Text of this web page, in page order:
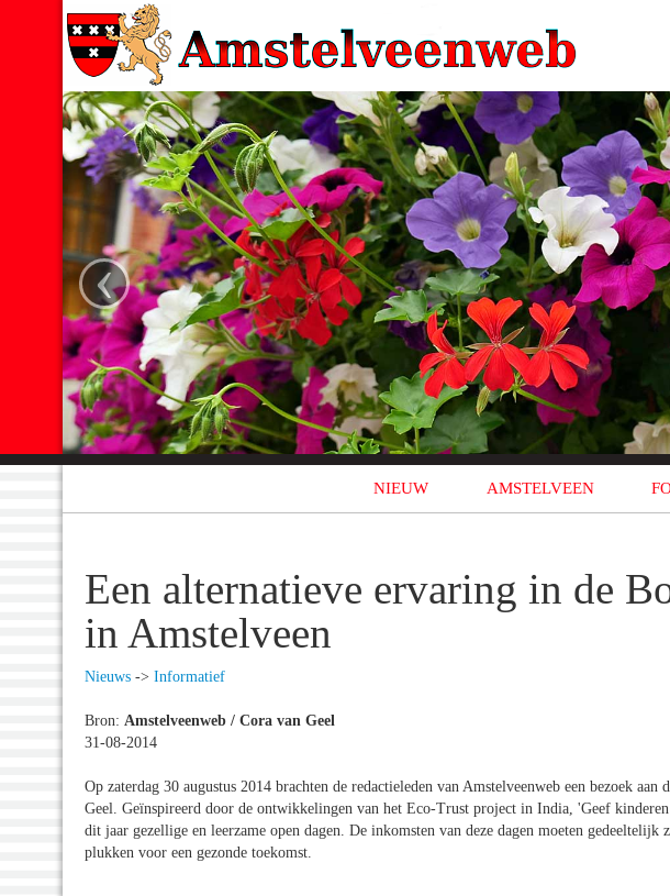
‹
NIEUW AMSTELVEEN
Een alternatieve ervaring in de
in Amstelveen
Nieuws -> Informatief
Bron: Amstelveenweb / Cora van Geel
31-08-2014
Op zaterdag 30 augustus 2014 brachten de redactieleden van Amstelveenweb een bezoek aan
Geel. Geïnspireerd door de ontwikkelingen van het Eco-Trust project in India, 'Geef kinderen
dit jaar gezellige en leerzame open dagen. De inkomsten van deze dagen moeten
plukken voor een gezonde toekomst.